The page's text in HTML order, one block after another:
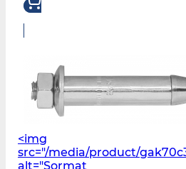
<img
src="/media/product/
alt="Sormat